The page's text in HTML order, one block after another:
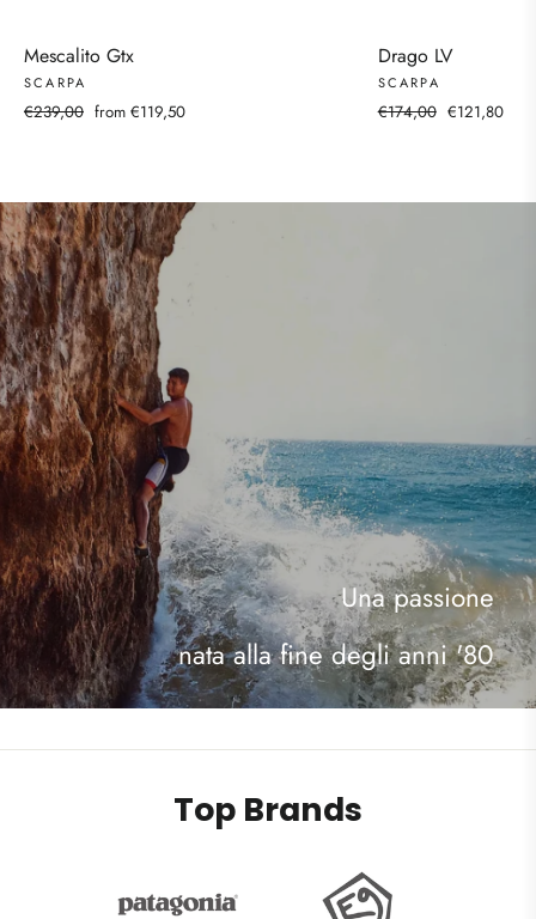
Mescalito Gtx
SCARPA
Regular
€239,00 Sale
from €119,50
Drago LV
SCARPA
Regular
€174,00 Sale
€121,80
Una passione
nata alla fine degli anni '80
Top Brands